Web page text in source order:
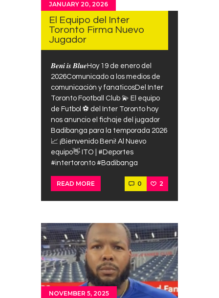
JANUARY 20, 2026
El Equipo del Inter
Toronto Firma Nuevo
Jugador
𝑩𝒆𝒏𝒊 𝒊𝒔 𝑩𝒍𝒖𝒆Hoy 19 de enero del
2026Comunicado a los medios de
comunicación y fanaticosDel Inter
Toronto Football Club 💫 El equipo
de Futbol ⚽ del Inter Toronto hoy
nos anuncio el fichaje del jugador
Badibanga para la temporada 2026
📈 ¡Bienvenido Beni! Al Nuevo
equipo👋 ITO | #Deportes
#intertoronto #Badibanga
READ MORE 0 2
NOVEMBER 5, 2025